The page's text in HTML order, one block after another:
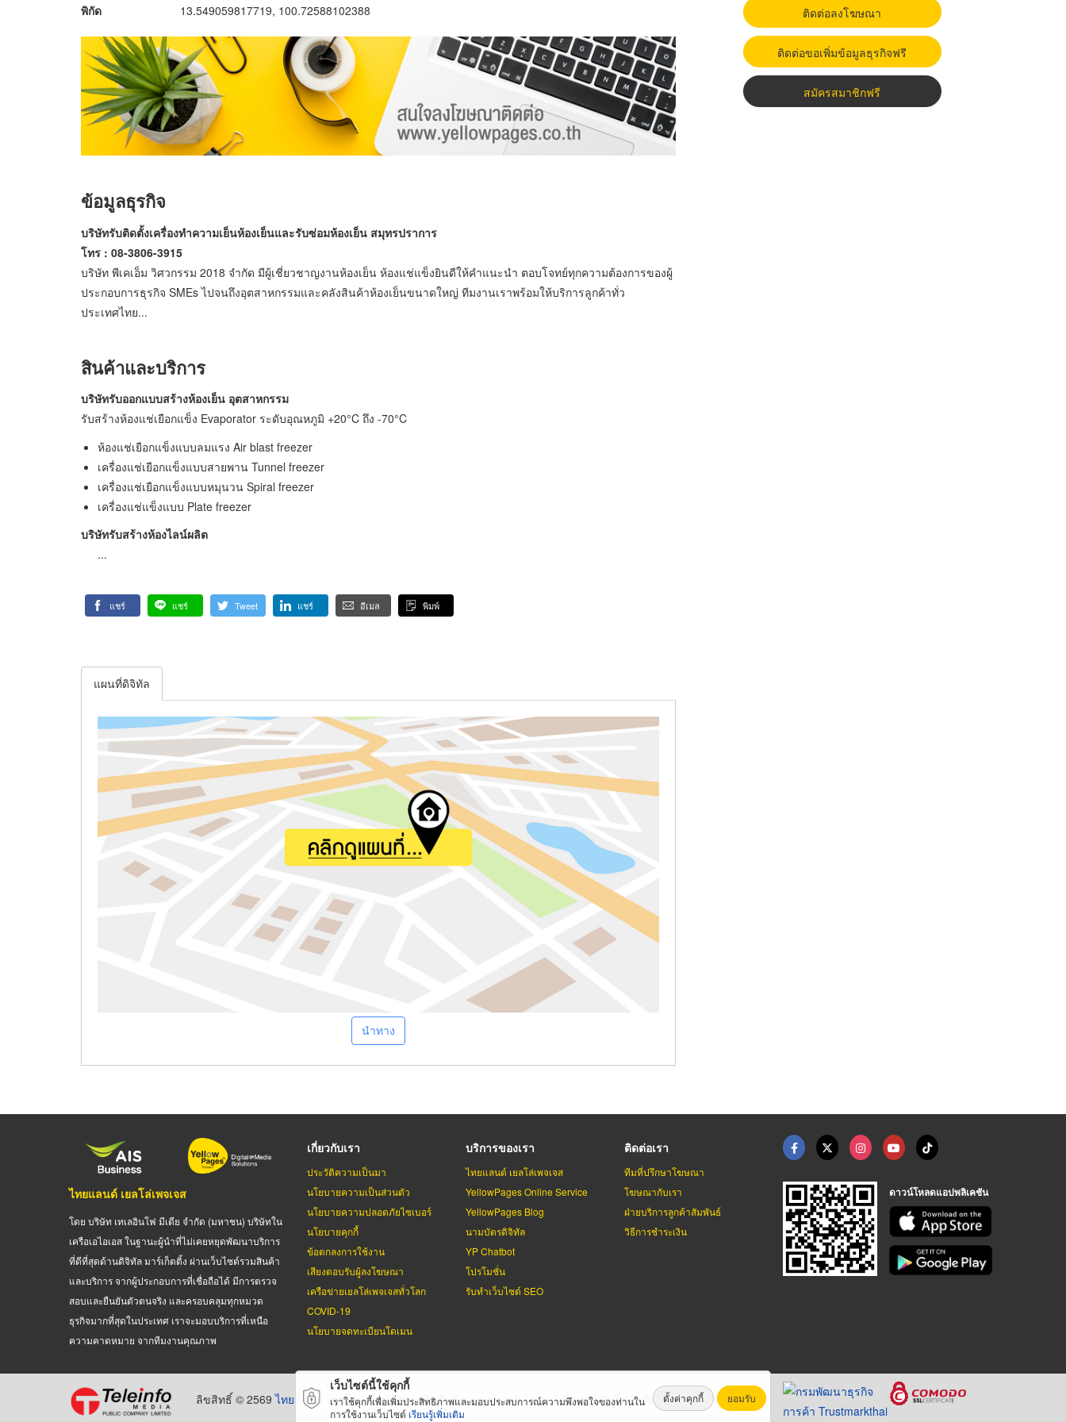
พิกัด 13.549059817719, 100.72588102388
ข้อมูลธุรกิจ
บริษัทรับติดตั้งเครื่องทำความเย็นห้องเย็นและรับซ่อมห้องเย็น สมุทรปราการ
โทร : 08-3806-3915
บริษัท พีเคเอ็ม วิศวกรรม 2018 จำกัด มีผู้เชี่ยวชาญงานห้องเย็น ห้องแช่แข็งยินดีให้คำแนะนำ ตอบโจทย์ทุกความต้องการของผู้
ประกอบการธุรกิจ SMEs ไปจนถึงอุตสาหกรรมและคลังสินค้าห้องเย็นขนาดใหญ่ ทีมงานเราพร้อมให้บริการลูกค้าทั่ว
ประเทศไทย...
สินค้าและบริการ
บริษัทรับออกแบบสร้างห้องเย็น อุตสาหกรรม
รับสร้างห้องแช่เยือกแข็ง Evaporator ระดับอุณหภูมิ +20°C ถึง -70°C
ห้องแช่เยือกแข็งแบบลมแรง Air blast freezer
เครื่องแช่เยือกแข็งแบบสายพาน Tunnel freezer
เครื่องแช่เยือกแข็งแบบหมุนวน Spiral freezer
เครื่องแช่แข็งแบบ Plate freezer
บริษัทรับสร้างห้องไลน์ผลิต
...
แชร์ แชร์ Tweet แชร์ อีเมล พิมพ์
แผนที่ดิจิทัล
นำทาง
ติดต่อลงโฆษณา
ติดต่อขอเพิ่มข้อมูลธุรกิจฟรี
สมัครสมาชิกฟรี
ไทยแลนด์ เยลโล่เพจเจส
โดย บริษัท เทเลอินโฟ มีเดีย จำกัด (มหาชน) บริษัทใน
เครือเอไอเอส ในฐานะผู้นำที่ไม่เคยหยุดพัฒนาบริการ
ที่ดีที่สุดด้านดิจิทัล มาร์เก็ตติ้ง ผ่านเว็บไซต์รวมสินค้า
และบริการ จากผู้ประกอบการที่เชื่อถือได้ มีการตรวจ
สอบและยืนยันตัวตนจริง และครอบคลุมทุกหมวด
ธุรกิจมากที่สุดในประเทศ เราจะมอบบริการที่เหนือ
ความคาดหมาย จากทีมงานคุณภาพ
เกี่ยวกับเรา
ประวัติความเป็นมา
นโยบายความเป็นส่วนตัว
นโยบายความปลอดภัยไซเบอร์
นโยบายคุกกี้
ข้อตกลงการใช้งาน
เสียงตอบรับผู้ลงโฆษณา
เครือข่ายเยลโล่เพจเจสทั่วโลก
COVID-19
นโยบายจดทะเบียนโดเมน
บริการของเรา
ไทยแลนด์ เยลโล่เพจเจส
YellowPages Online Service
YellowPages Blog
นามบัตรดิจิทัล
YP Chatbot
โปรโมชั่น
รับทำเว็บไซต์ SEO
ติดต่อเรา
ทีมที่ปรึกษาโฆษณา
โฆษณากับเรา
ฝ่ายบริการลูกค้าสัมพันธ์
วิธีการชำระเงิน
ดาวน์โหลดแอปพลิเคชัน
ลิขสิทธิ์ © 2569ไทยแลนด์ เยลโล่เพจเจสสงวนลิขสิทธิ์ตามกฏหมาย โดยบริษัท เทเลอินโฟ มีเดีย จำกัด (มหาชน)
เว็บไซต์นี้ใช้คุกกี้
เราใช้คุกกี้เพื่อเพิ่มประสิทธิภาพและมอบประสบการณ์ความพึงพอใจของท่านใน
การใช้งานเว็บไซต์ เรียนรู้เพิ่มเติม
ตั้งค่าคุกกี้ ยอมรับ